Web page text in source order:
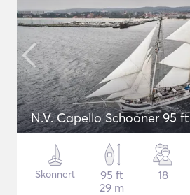
N.V. Capello Schooner 95 ft
Skonnert
95 ft
29 m
18